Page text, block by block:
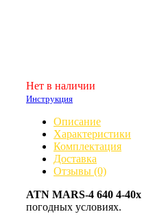
Нет в наличии
Инструкция
Описание
Характеристики
Комплектация
Доставка
Отзывы (0)
ATN MARS-4 640 4-40x
погодных условиях.